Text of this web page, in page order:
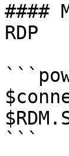
####
RDP
```